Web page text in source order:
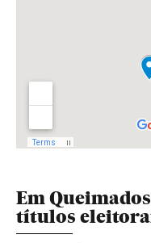
Em
títulos